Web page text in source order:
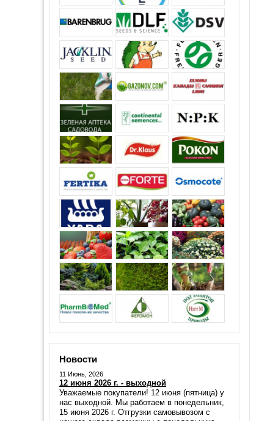
Новости
11 Июнь, 2026
12 июня 2026 г. - выходной
Уважаемые покупатели! 12 июня (пятница) у
нас выходной. Мы работаем в понедельник,
15 июня 2026 г. Отгрузки самовывозом с